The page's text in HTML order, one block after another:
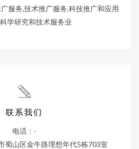
服务,技术推广服务,科技推广和应用
学研究和技术服务业
联系我们
电话：-
蜀山区金牛路理想年代5栋703室